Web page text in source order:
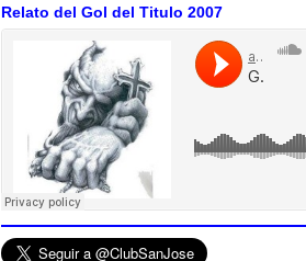
Relato del Gol del Titulo 2007